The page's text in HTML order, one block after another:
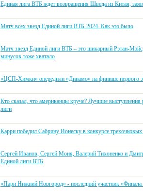
Единая лига ВТБ ждет возвращения Шведа из Китая,
Матч всех звезд Единой лиги ВТБ-2024. Как это было
Матч звезд Единой лиги ВТБ – это шикарный Рэтан-
минусов тоже хватало
«ЦСП-Химки» опередили «Динамо» на финише первого
Кто сказал, что американцы круче? Лучшие выступления
лиги
Карри победил Сабрину Ионеску в конкурсе
Сергей Иванов, Сергей Моня, Валерий Тихоненко и
Единой лиги ВТБ
«Пари Нижний Новгород» - последний участник «Финала